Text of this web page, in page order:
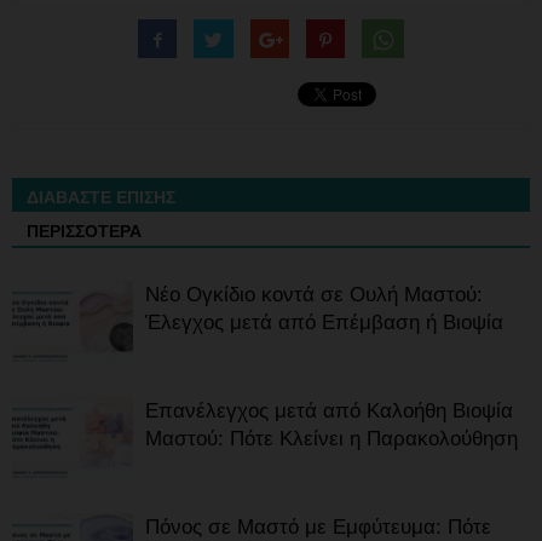
ΔΙΑΒΑΣΤΕ ΕΠΙΣΗΣ
ΠΕΡΙΣΣΟΤΕΡΑ
Νέο Ογκίδιο κοντά σε Ουλή Μαστού:
Έλεγχος μετά από Επέμβαση ή Βιοψία
Επανέλεγχος μετά από Καλοήθη Βιοψία
Μαστού: Πότε Κλείνει η Παρακολούθηση
Πόνος σε Μαστό με Εμφύτευμα: Πότε